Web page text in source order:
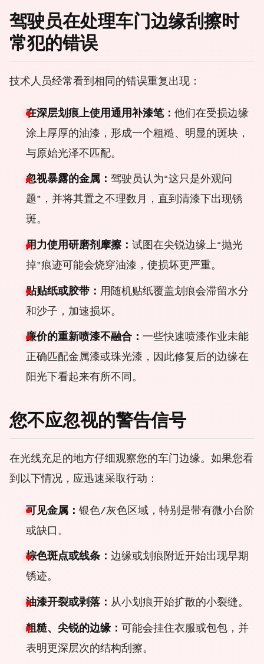
驾驶员在处理车门边缘刮擦时
常犯的错误
技术人员经常看到相同的错误重复出现：
在深层划痕上使用通用补漆笔： 他们在受损边缘
涂上厚厚的油漆，形成一个粗糙、明显的斑块，
与原始光泽不匹配。
忽视暴露的金属： 驾驶员认为“这只是外观问
题”，并将其置之不理数月，直到清漆下出现锈
斑。
用力使用研磨剂摩擦： 试图在尖锐边缘上“抛光
掉”痕迹可能会烧穿油漆，使损坏更严重。
贴贴纸或胶带： 用随机贴纸覆盖划痕会滞留水分
和沙子，加速损坏。
廉价的重新喷漆不融合： 一些快速喷漆作业未能
正确匹配金属漆或珠光漆，因此修复后的边缘在
阳光下看起来有所不同。
您不应忽视的警告信号
在光线充足的地方仔细观察您的车门边缘。如果您看
到以下情况，应迅速采取行动：
可见金属： 银色/灰色区域，特别是带有微小台阶
或缺口。
棕色斑点或线条： 边缘或划痕附近开始出现早期
锈迹。
油漆开裂或剥落： 从小划痕开始扩散的小裂缝。
粗糙、尖锐的边缘： 可能会挂住衣服或包包，并
表明更深层次的结构刮擦。